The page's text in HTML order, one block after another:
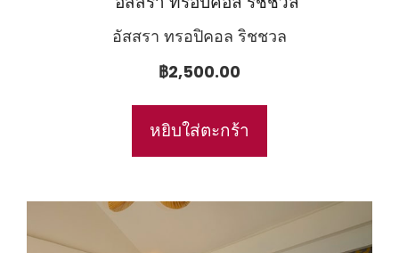
อัสสรา ทรอปิคอล ริชชวล
฿2,500.00
หยิบใส่ตะกร้า